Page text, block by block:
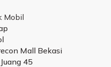
Mobil
Mall Bekasi
45